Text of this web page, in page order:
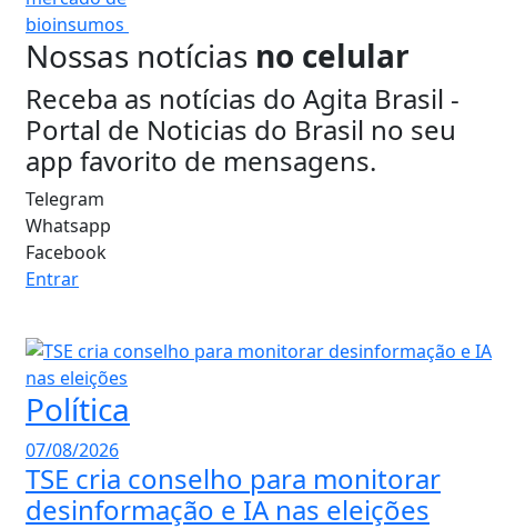
Nossas notícias no celular
Receba as notícias do Agita Brasil -
Portal de Noticias do Brasil no seu
app favorito de mensagens.
Telegram
Whatsapp
Facebook
Entrar
Política
07/08/2026
TSE cria conselho para monitorar
desinformação e IA nas eleições